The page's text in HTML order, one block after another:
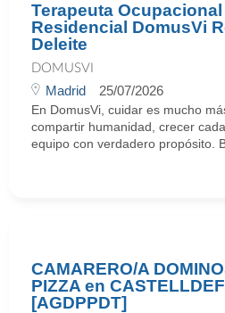
Terapeuta
Residencial DomusVi
Deleite
DOMUSVI
Madrid 25/07/2026
En DomusVi, cuidar es mucho
compartir humanidad, crecer
equipo con verdadero propósito.
CAMARERO/A
PIZZA en
[AGDPPDT]